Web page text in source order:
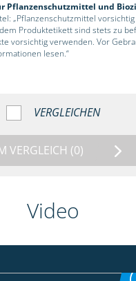
Pflanzenschutzmittel und
„Pflanzenschutzmittel
Produktetikett sind stets zu
vorsichtig verwenden. Vor
lesen.“
VERGLEICHEN
VERGLEICH (0)
Video